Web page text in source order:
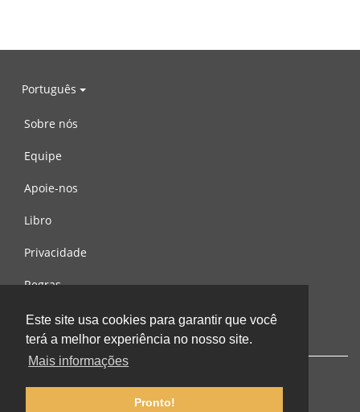
Este site usa cookies para garantir que você
terá a melhor experiência no nosso site.
Mais informações
Pronto!
Português
Sobre nós
Equipe
Apoie-nos
Libro
Privacidade
Regras
Contacte-nos